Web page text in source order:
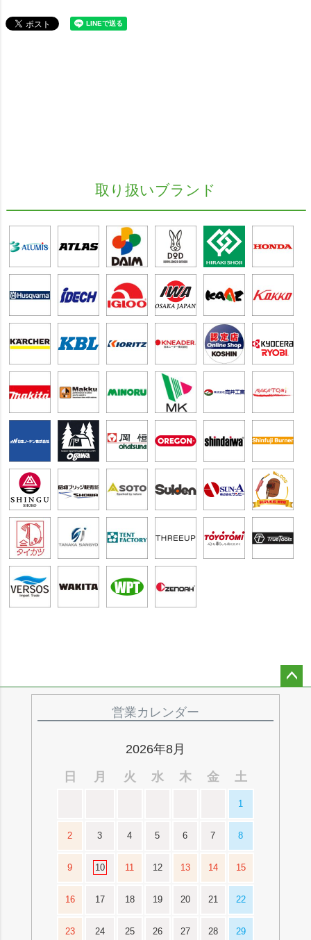
取り扱いブランド
営業カレンダー
2026年8月
日
月 火 水 木 金 土
1
2 3 4 5 6 7 8
9 10 11 12 13 14 15
16 17 18 19 20 21 22
23 24 25 26 27 28 29